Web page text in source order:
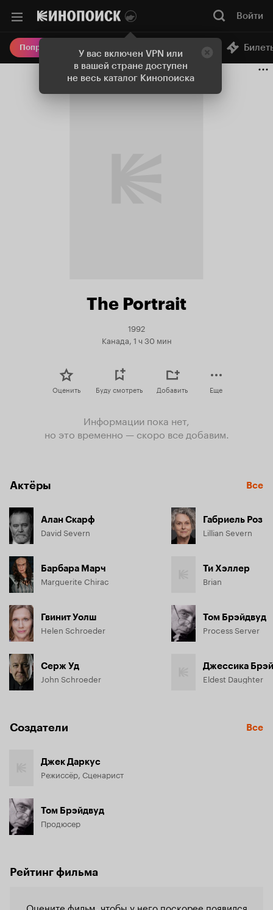
У вас включен VPN или
в вашей стране доступен
не весь каталог Кинопоиска
Войти
Попробовать Плюс Онлайн-кинотеатр
The Portrait
1992
Канада, 1 ч 30 мин
Оценить Буду смотреть Добавить Еще
Информации пока нет,
но это временно — скоро все добавим.
Актёры Все
Алан Скарф
David Severn
Барбара Марч
Marguerite Chirac
Гвинит Уолш
Helen Schroeder
Серж Уд
John Schroeder
Габриель Роз
Lillian Severn
Ти Хэллер
Brian
Том Брэйдвуд
Process Server
Джессика
Eldest Daughter
Создатели Все
Джек Даркус
Режиссёр, Сценарист
Том Брэйдвуд
Продюсер
Рейтинг фильма
Оцените фильм, чтобы у него поскорее появился